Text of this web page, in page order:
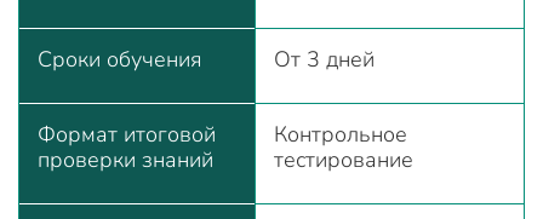
Сроки обучения От 3 дней
Формат итоговой
проверки знаний
Контрольное
тестирование